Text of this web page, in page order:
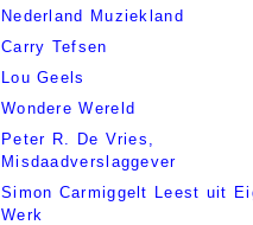
Nederland Muziekland
Carry Tefsen
Lou Geels
Wondere Wereld
Peter R. De Vries,
Misdaadverslaggever
Simon Carmiggelt Leest uit
Werk